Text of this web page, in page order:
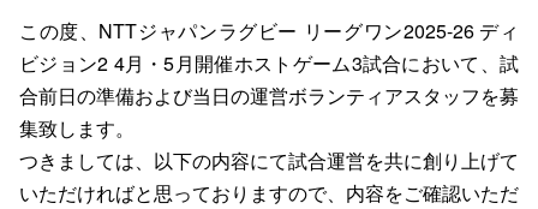
この度、NTTジャパンラグビー リーグワン2025-26 ディ
ビジョン2 4月・5月開催ホストゲーム3試合において、試
合前日の準備および当日の運営ボランティアスタッフを募
集致します。
つきましては、以下の内容にて試合運営を共に創り上げて
いただければと思っておりますので、内容をご確認いただ